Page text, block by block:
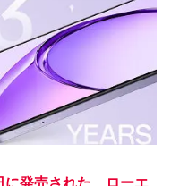
発売された、ローエ